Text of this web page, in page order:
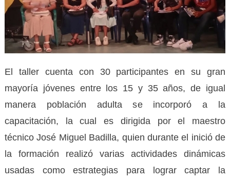
El taller cuenta con 30 participantes en su gran
mayoría jóvenes entre los 15 y 35 años, de igual
manera población adulta se incorporó a la
capacitación, la cual es dirigida por el maestro
técnico José Miguel Badilla, quien durante el inició de
la formación realizó varias actividades dinámicas
usadas como estrategias para lograr captar la